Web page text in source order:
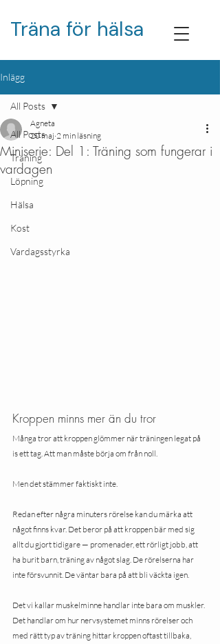
Träna för hälsa
Inlägg
All Posts
Träning
Löpning
Hälsa
Kost
Vardagsstyrka
All Posts
Miniserie: Del 1: Träning som fungerar i
vardagen
Agneta
20 maj 2 min läsning
Kroppen minns mer än du tror
Många tror att kroppen glömmer när träningen legat på
is ett tag. Att man måste börja om från noll.
Men det stämmer faktiskt inte.
Redan efter några minuters rörelse kan du märka att
något finns kvar. Det beror på att kroppen bär med sig
allt du gjort tidigare — promenader, ett rörligt jobb, att
ha burit barn, träning av något slag. De rörelserna har
inte försvunnit. De väntar bara på att bli väckta igen.
Det vi kallar muskelminne handlar inte bara om muskler.
Det handlar om hur nervsystemet minns rörelser och
med rätt typ av träning hittar kroppen oftast tillbaka,